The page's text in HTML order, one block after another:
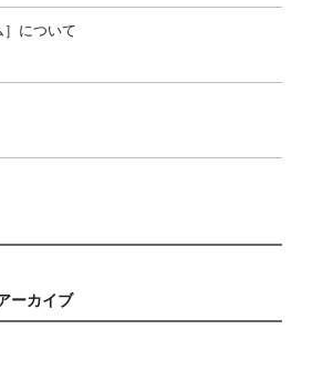
について
ーカイブ